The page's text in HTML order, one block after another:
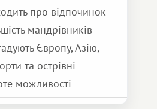
про відпочинок
мандрівників
Європу, Азію,
та острівні
можливості
значно ширші.